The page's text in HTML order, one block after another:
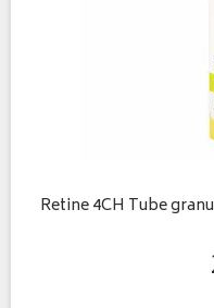
Retine 4CH Tube